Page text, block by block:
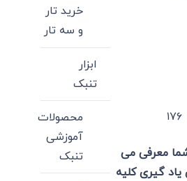
معرفی می
گیری کلیه
خرید تار
و سه تار
ابزار
تنبک
محصولات
آموزشی
تنبک